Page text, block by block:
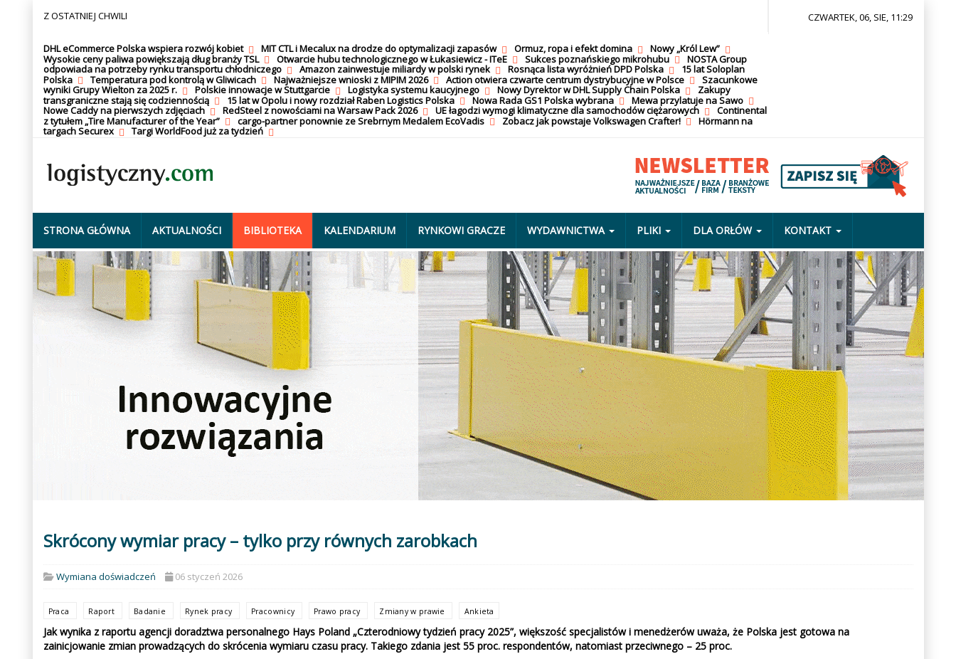
Z OSTATNIEJ CHWILI
DHL eCommerce Polska wspiera rozwój kobiet MIT CTL i Mecalux na drodze do optymalizacji zapasów Ormuz, ropa i efekt domina
Nowy „Król Lew”
Wysokie ceny paliwa powiększają dług branży TSL
Otwarcie hubu technologicznego w Łukasiewicz - ITeE Sukces poznańskiego mikrohubu
NOSTA Group
odpowiada na potrzeby rynku transportu chłodniczego
Amazon zainwestuje miliardy w polski rynek Rosnąca lista wyróżnień DPD Polska
15 lat Soloplan
Polska
Temperatura pod kontrolą w Gliwicach Najważniejsze wnioski z MIPIM 2026 Action otwiera czwarte centrum dystrybucyjne w Polsce
Szacunkowe
wyniki Grupy Wielton za 2025 r.
Polskie innowacje w Stuttgarcie Logistyka systemu kaucyjnego Nowy Dyrektor w DHL Supply Chain Polska
Zakupy
transgraniczne stają się codziennością
15 lat w Opolu i nowy rozdział Raben Logistics Polska Nowa Rada GS1 Polska wybrana
Mewa przylatuje na Sawo
Nowe Caddy na pierwszych zdjęciach
RedSteel z nowościami na Warsaw Pack 2026 UE łagodzi wymogi klimatyczne dla samochodów ciężarowych
Continental
z tytułem „Tire Manufacturer of the Year”
cargo-partner ponownie ze Srebrnym Medalem EcoVadis Zobacz jak powstaje Volkswagen Crafter!
Hörmann na
targach Securex
Targi WorldFood już za tydzień
CZWARTEK, 06, SIE, 11:29
STRONA GŁÓWNA AKTUALNOŚCI BIBLIOTEKA KALENDARIUM RYNKOWI GRACZE WYDAWNICTWA PLIKI DLA ORŁÓW KONTAKT
Skrócony wymiar pracy – tylko przy równych zarobkach
Wymiana doświadczeń 06 styczeń 2026
Praca Raport Badanie Rynek pracy Pracownicy Prawo pracy Zmiany w prawie Ankieta
Jak wynika z raportu agencji doradztwa personalnego Hays Poland „Czterodniowy tydzień pracy 2025”, większość specjalistów i menedżerów uważa, że Polska jest gotowa na
zainicjowanie zmian prowadzących do skrócenia wymiaru czasu pracy. Takiego zdania jest 55 proc. respondentów, natomiast przeciwnego – 25 proc.